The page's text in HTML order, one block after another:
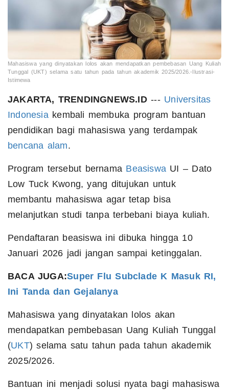
Mahasiswa yang dinyatakan lolos akan mendapatkan pembebasan Uang Kuliah
Tunggal (UKT) selama satu tahun pada tahun akademik 2025/2026.-Ilustrasi-
Istimewa
JAKARTA, TRENDINGNEWS.ID--- Universitas
Indonesiakembali membuka program bantuan
pendidikan bagi mahasiswa yang terdampak
bencana alam.
Program tersebut bernama BeasiswaUI – Dato
Low Tuck Kwong, yang ditujukan untuk
membantu mahasiswa agar tetap bisa
melanjutkan studi tanpa terbebani biaya kuliah.
Pendaftaran beasiswa ini dibuka hingga 10
Januari 2026 jadi jangan sampai ketinggalan.
BACA JUGA:Super Flu Subclade K Masuk RI,
Ini Tanda dan Gejalanya
Mahasiswa yang dinyatakan lolos akan
mendapatkan pembebasan Uang Kuliah Tunggal
(UKT) selama satu tahun pada tahun akademik
2025/2026.
Bantuan ini menjadi solusi nyata bagi mahasiswa